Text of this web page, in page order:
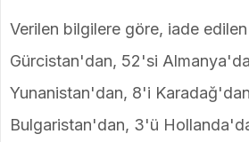
Verilen bilgilere göre, iade
Gürcistan'dan, 52'si
Yunanistan'dan, 8'i
Bulgaristan'dan, 3'ü